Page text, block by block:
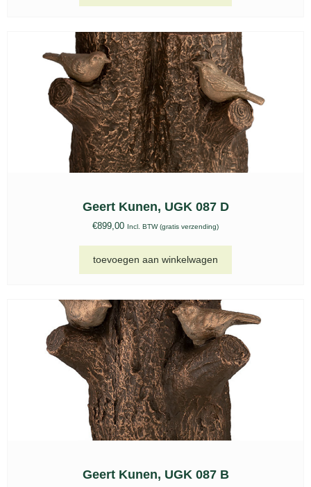
Geert Kunen, UGK 087 D
€899,00 Incl. BTW (gratis verzending)
toevoegen aan winkelwagen
Geert Kunen, UGK 087 B